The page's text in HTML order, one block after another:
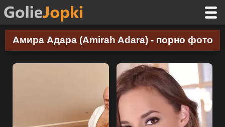
Амира Адара (Amirah Adara) - порно фото